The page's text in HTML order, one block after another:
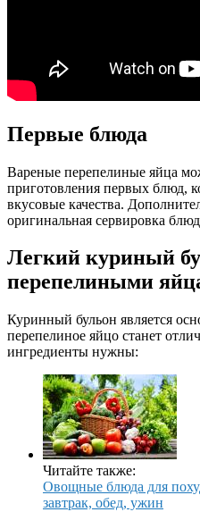
Первые блюда
Вареные перепелиные яйца
приготовления первых блюд,
вкусовые качества.
оригинальная сервировка
Легкий куриный
перепелиными
Куринный бульон является
перепелиное яйцо станет
ингредиенты нужны:
Читайте также:
Овощные блюда для
завтрак, обед, ужин